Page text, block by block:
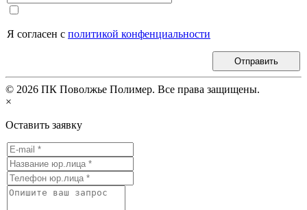
Я согласен с политикой конфенциальности
Отправить
© 2026 ПК Поволжье Полимер. Все права защищены.
×
Оставить заявку